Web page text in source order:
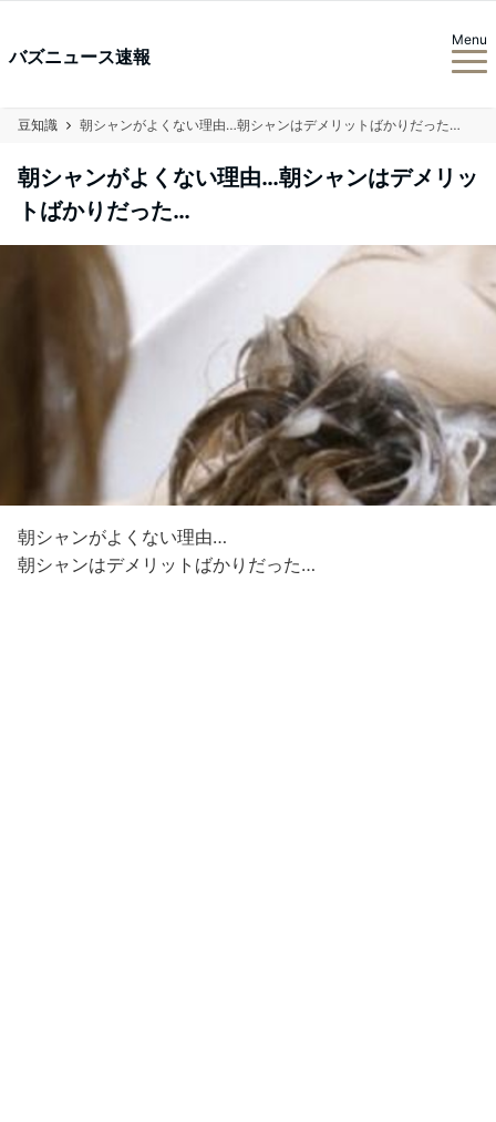
バズニュース速報
Menu
豆知識 朝シャンがよくない理由…朝シャンはデメリットばかりだった…
朝シャンがよくない理由…朝シャンはデメリッ
トばかりだった…
朝シャンがよくない理由…
朝シャンはデメリットばかりだった…